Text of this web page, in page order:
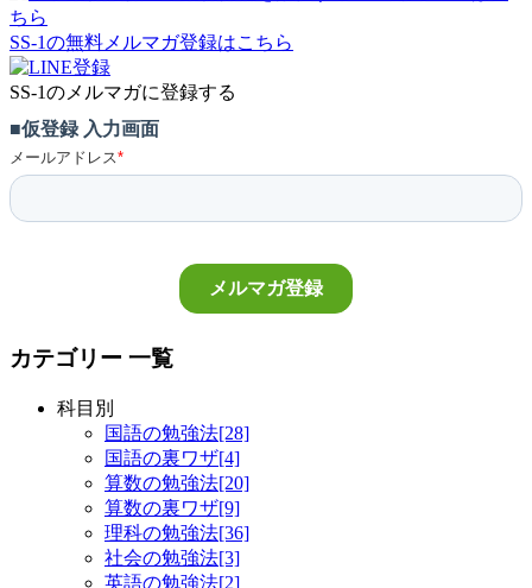
SS-1の無料メルマガ登録はこちら
SS-1のメルマガに登録する
カテゴリー 一覧
科目別
国語の勉強法[28]
国語の裏ワザ[4]
算数の勉強法[20]
算数の裏ワザ[9]
理科の勉強法[36]
社会の勉強法[3]
英語の勉強法[2]